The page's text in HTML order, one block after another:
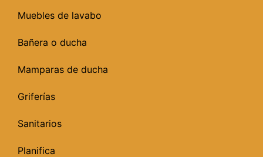
Muebles de lavabo
Bañera o ducha
Mamparas de ducha
Griferías
Sanitarios
Planifica